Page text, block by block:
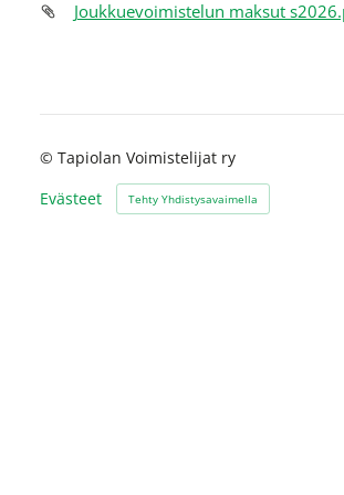
Joukkuevoimistelun maksut
© Tapiolan Voimistelijat ry
Evästeet
Tehty Yhdistysavaimella